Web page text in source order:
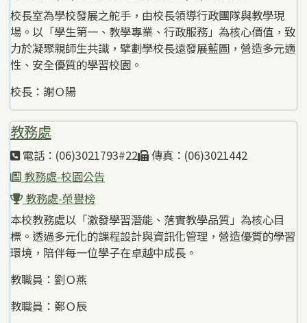
校長室為學校發展之舵手，由校長領導行政團隊與教學現
場。以「學生第一、教學專業、行政服務」為核心價值，致
力於凝聚親師生共識，擘劃學校長遠發展藍圖，營造多元適
性、安全優質的學習校園。
校長：謝Ｏ陽
教務處
電話：(06)3021793#22
傳真：(06)3021442
教務處-校園公告
教務處-榮譽榜
本校教務處以「激發學習潛能、落實教學品質」為核心目
標。透過多元化的課程設計與資訊化管理，營造優質的學習
環境，陪伴每一位學子在卓越中成長。
教職員：劉Ｏ燕
教職員：鄭Ｏ辰